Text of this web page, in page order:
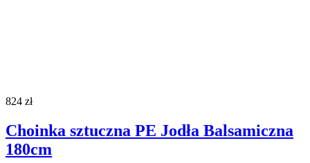
824 zł
Choinka sztuczna PE Jodła Balsamiczna
180cm